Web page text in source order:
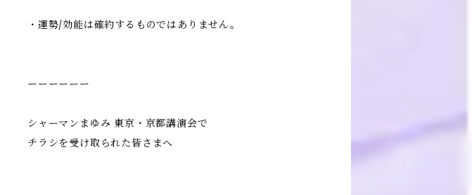
・運勢/効能は確約するものではありません。
ーーーーーー
シャーマンまゆみ 東京・京都講演会で
チラシを受け取られた皆さまへ